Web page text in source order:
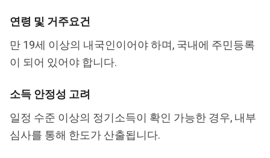
연령 및 거주요건
만 19세 이상의 내국인이어야 하며, 국내에 주민등록
이 되어 있어야 합니다.
소득 안정성 고려
일정 수준 이상의 정기소득이 확인 가능한 경우, 내부
심사를 통해 한도가 산출됩니다.